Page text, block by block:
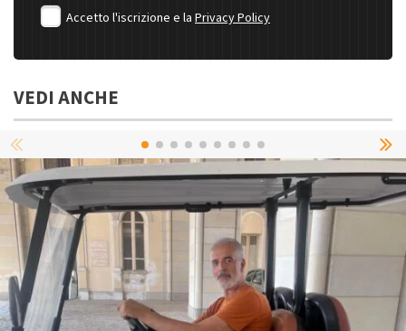
Accetto l'iscrizione e la Privacy Policy
VEDI ANCHE